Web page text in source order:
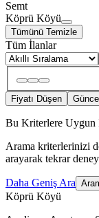
Semt
Köprü Köyü
Tümünü Temizle
Tüm İlanlar
Fiyatı Düşen
Bu Kriterlere Uygun
Arama kriterlerinizi
arayarak tekrar
Daha Geniş Ara
Köprü Köyü